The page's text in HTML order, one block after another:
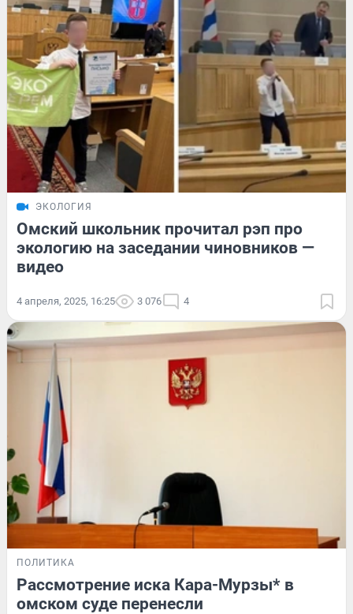
ЭКОЛОГИЯ
Омский школьник прочитал рэп про
экологию на заседании чиновников —
видео
4 апреля, 2025, 16:25 3 076 4
ПОЛИТИКА
Рассмотрение иска Кара-Мурзы* в
омском суде перенесли